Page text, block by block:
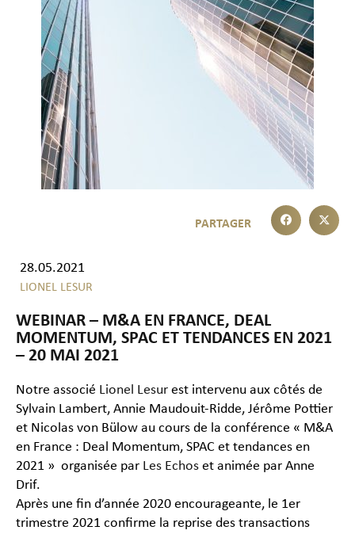
28.05.2021
LIONEL LESUR
WEBINAR – M&A EN FRANCE, DEAL
MOMENTUM, SPAC ET TENDANCES EN 2021
– 20 MAI 2021
Notre associé Lionel Lesur est intervenu aux côtés de
Sylvain Lambert, Annie Maudouit-Ridde, Jérôme Pottier
et Nicolas von Bülow au cours de la conférence « M&A
en France : Deal Momentum, SPAC et tendances en
2021 » organisée par Les Echos et animée par Anne
Drif.
Après une fin d’année 2020 encourageante, le 1er
trimestre 2021 confirme la reprise des transactions